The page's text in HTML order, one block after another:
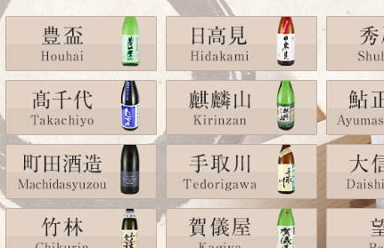
栄光冨士（山形）
珠韻（山形）
秀鳳（山形）
辯天（山形）
住吉、樽平（山形）
羽陽男山（山形）
会州一（福島）
豊久仁（福島）
国権（福島）
会津中将（福島）
大七（福島）
八海山（新潟）
鮎正宗（新潟）
鶴齢（新潟）
山城屋（新潟）
越乃景虎（新潟）
朝日山（新潟）
清泉（新潟）
雪中梅（新潟）
高千代（新潟）
Takachiyo59（新潟）
豊醇無盡たかちよ（新潟）
焼酎
芋
麦
米、粕取
黒糖
泡盛
いろいろ
クラフトビール
クラフトビール
ウイスキー
ジャパニーズ
スコッチ